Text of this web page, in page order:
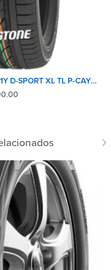
BRIDGESTONE 315/35ZR21 111Y D-SPORT XL TL P-CAYENNE WA